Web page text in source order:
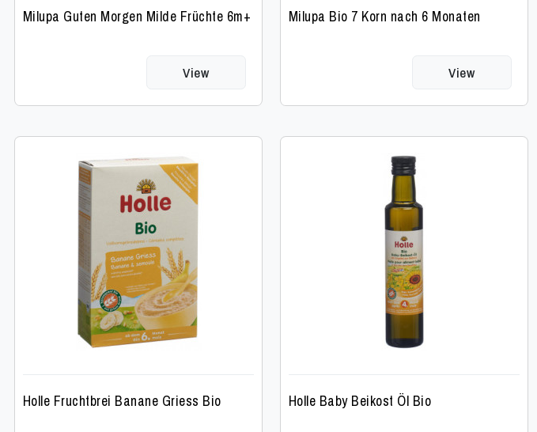
Milupa Guten Morgen Milde Früchte 6m+
View
Milupa Bio 7 Korn nach 6 Monaten
View
Holle Fruchtbrei Banane Griess Bio Holle Baby Beikost Öl Bio